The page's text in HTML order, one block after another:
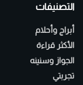
التصنيفات
أبراج وأحلام
الأكثر قراءة
الجواز وسنينه
تجربتي